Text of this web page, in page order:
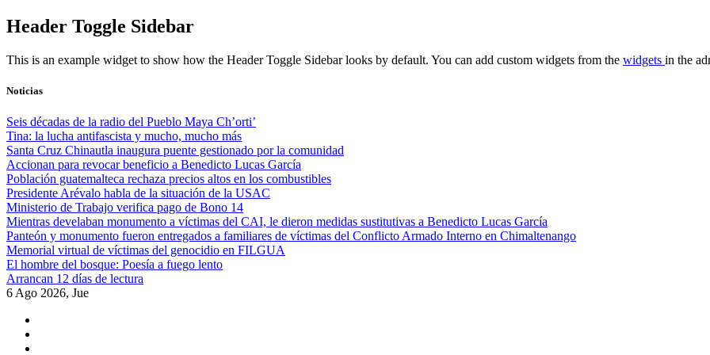
Skip
to
Header Toggle Sidebar
This is an example widget to show how the Header Toggle Sidebar looks by default. You can add custom widgets from the widgets in the
Noticias
Seis décadas de la radio del Pueblo Maya Ch’orti’
Tina: la lucha antifascista y mucho, mucho más
Santa Cruz Chinautla inaugura puente gestionado por la comunidad
Accionan para revocar beneficio a Benedicto Lucas García
Población guatemalteca rechaza precios altos en los combustibles
Presidente Arévalo habla de la situación de la USAC
Ministerio de Trabajo verifica pago de Bono 14
Mientras develaban monumento a víctimas del CAI, le dieron medidas sustitutivas a Benedicto Lucas García
Panteón y monumento fueron entregados a familiares de víctimas del Conflicto Armado Interno en Chimaltenango
Memorial virtual de víctimas del genocidio en FILGUA
El hombre del bosque: Poesía a fuego lento
Arrancan 12 días de lectura
6 Ago 2026, Jue